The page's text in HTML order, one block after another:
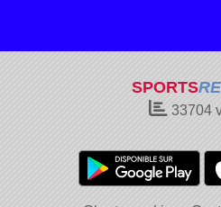
SPORTS
33704